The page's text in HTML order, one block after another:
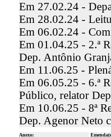
Em 27.02.24 -
Em 28.02.24 -
Em 06.02.24 -
Em 01.04.25 - 2.ª
Dep. Antônio
Em 11.06.25 -
Em 06.05.25 - 6.ª
Público, relator
Em 10.06.25 - 8ª
Dep. Agenor Neto
Anexo: